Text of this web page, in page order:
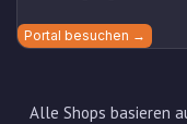
Portal besuchen →
Alle Shops basieren